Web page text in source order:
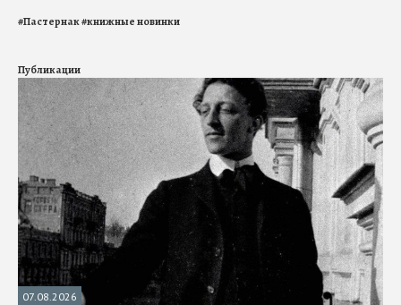
#Пастернак#книжные новинки
Публикации
07.08.2026